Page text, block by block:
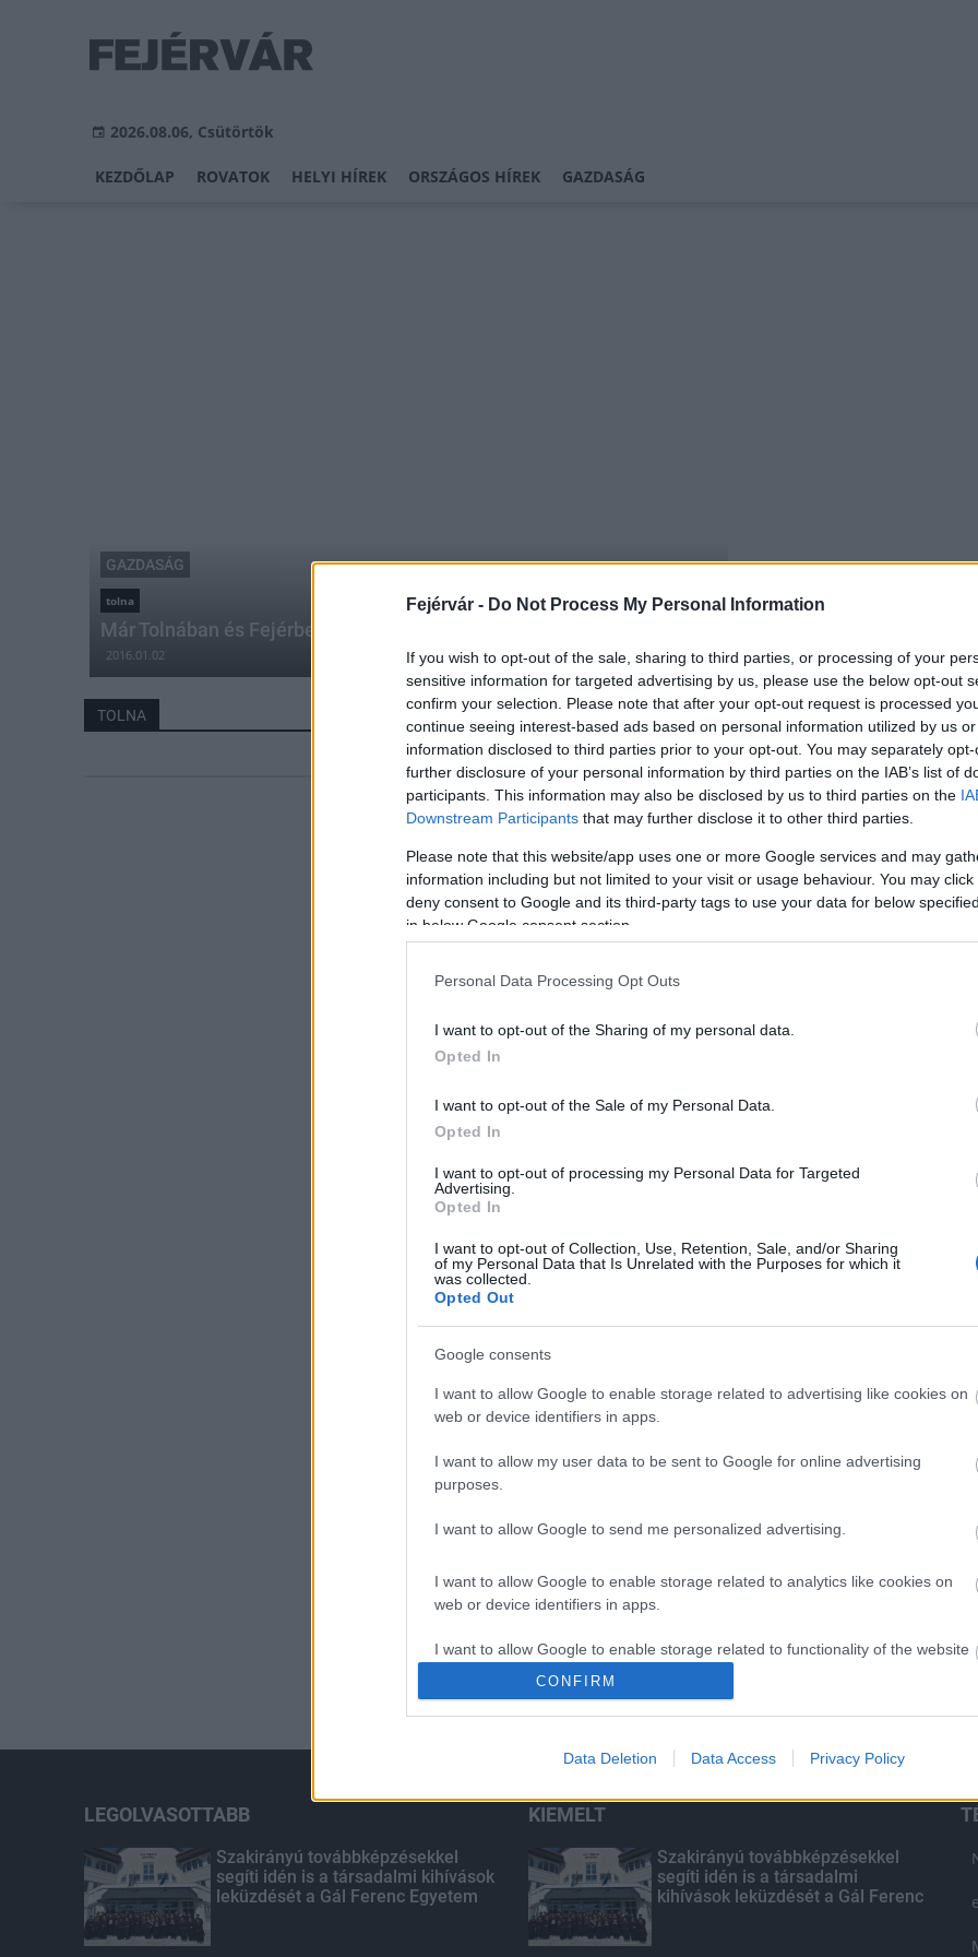
Fejérvár - Do Not Process My Personal Information
If you wish to opt-out of the sale, sharing to third parties, or processing of your
sensitive information for targeted advertising by us, please use the below opt-out
confirm your selection. Please note that after your opt-out request is processed
continue seeing interest-based ads based on personal information utilized by us
information disclosed to third parties prior to your opt-out. You may separately
further disclosure of your personal information by third parties on the IAB’s list of
participants. This information may also be disclosed by us to third parties on the
Downstream Participants that may further disclose it to other third parties.
Please note that this website/app uses one or more Google services and may
information including but not limited to your visit or usage behaviour. You may
deny consent to Google and its third-party tags to use your data for below
in below Google consent section.
Personal Data Processing Opt Outs
I want to opt-out of the Sharing of my personal data.
Opted In
I want to opt-out of the Sale of my Personal Data.
Opted In
I want to opt-out of processing my Personal Data for Targeted
Advertising.
Opted In
I want to opt-out of Collection, Use, Retention, Sale, and/or Sharing
of my Personal Data that Is Unrelated with the Purposes for which it
was collected.
Opted Out
Google consents
I want to allow Google to enable storage related to advertising like cookies on
web or device identifiers in apps.
I want to allow my user data to be sent to Google for online advertising
purposes.
I want to allow Google to send me personalized advertising.
I want to allow Google to enable storage related to analytics like cookies on
web or device identifiers in apps.
I want to allow Google to enable storage related to functionality of the website
I want to allow Google to enable storage related to personalization.
I want to allow Google to enable storage related to security, including
CONFIRM
Data Deletion Data Access Privacy Policy
2026.08.06, Csütörtök
KEZDŐLAP ROVATOK HELYI HÍREK ORSZÁGOS HÍREK GAZDASÁG
GAZDASÁG
tolna
Már Tolnában és Fejérben is a Főgáz szolgáltat
2016.01.02
TOLNA
LEGOLVASOTTABB
Szakirányú továbbképzésekkel
segíti idén is a társadalmi kihívások
leküzdését a Gál Ferenc Egyetem
KIEMELT
Szakirányú továbbképzésekkel
segíti idén is a társadalmi
kihívások leküzdését a Gál Ferenc